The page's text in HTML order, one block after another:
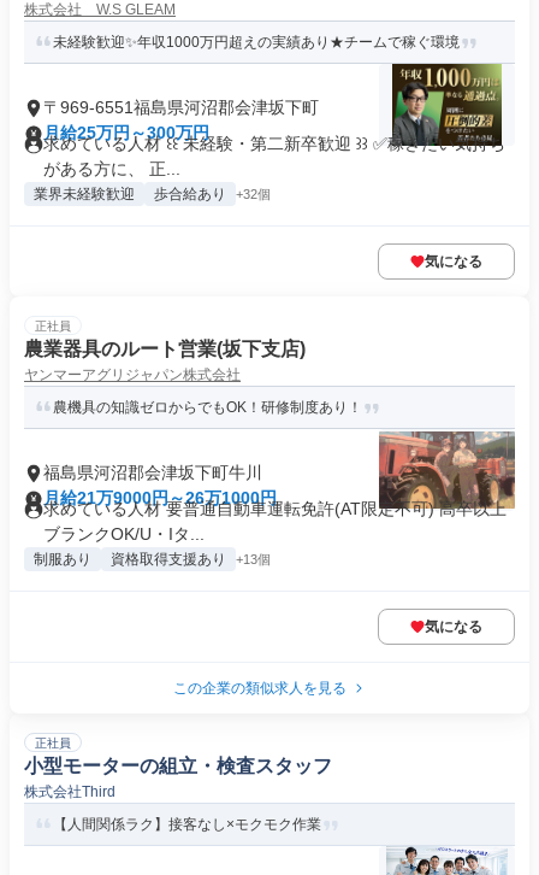
株式会社 W.S GLEAM
未経験歓迎✨年収1000万円超えの実績あり★チームで稼ぐ環境
〒969-6551福島県河沼郡会津坂下町
月給25万円～300万円
求めている人材 ꒰꒰ 未経験・第二新卒歓迎 ꒱꒱ ✅稼ぎたい気持ち
がある方に、 正...
業界未経験歓迎 歩合給あり +32個
気になる
正社員
農業器具のルート営業(坂下支店)
ヤンマーアグリジャパン株式会社
農機具の知識ゼロからでもOK！研修制度あり！
福島県河沼郡会津坂下町牛川
月給21万9000円～26万1000円
求めている人材 要普通自動車運転免許(AT限定不可) 高卒以上
ブランクOK/U・Iタ...
制服あり 資格取得支援あり +13個
気になる
この企業の類似求人を見る
正社員
小型モーターの組立・検査スタッフ
株式会社Third
【人間関係ラク】接客なし×モクモク作業